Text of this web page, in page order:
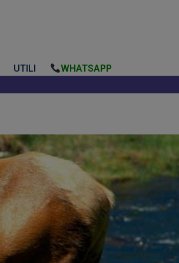
UTILI WHATSAPP